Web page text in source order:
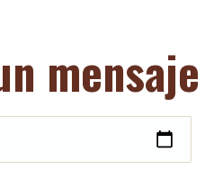
mensaje